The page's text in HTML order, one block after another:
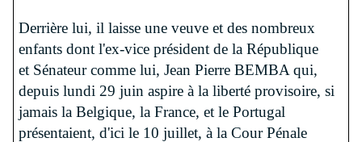
Derrière lui, il laisse une veuve et des nombreux
enfants dont l'ex-vice président de la République
et Sénateur comme lui, Jean Pierre BEMBA qui,
depuis lundi 29 juin aspire à la liberté provisoire, si
jamais la Belgique, la France, et le Portugal
présentaient, d'ici le 10 juillet, à la Cour Pénale